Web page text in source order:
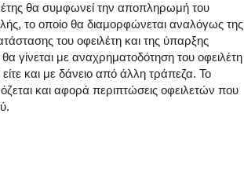
θα συμφωνεί την αποπληρωμή του
το οποίο θα διαμορφώνεται αναλόγως της
του οφειλέτη και της ύπαρξης
γίνεται με αναχρηματοδότηση του οφειλέτη
και με δάνειο από άλλη τράπεζα. Το
και αφορά περιπτώσεις οφειλετών που